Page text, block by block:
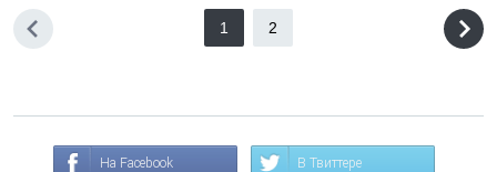
1 2
На Facebook В Твиттере